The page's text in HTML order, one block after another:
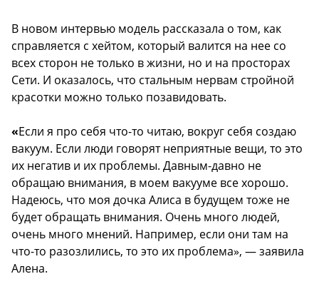
В новом интервью модель рассказала о том, как
справляется с хейтом, который валится на нее со
всех сторон не только в жизни, но и на просторах
Сети. И оказалось, что стальным нервам стройной
красотки можно только позавидовать.
«Если я про себя что-то читаю, вокруг себя создаю
вакуум. Если люди говорят неприятные вещи, то это
их негатив и их проблемы. Давным-давно не
обращаю внимания, в моем вакууме все хорошо.
Надеюсь, что моя дочка Алиса в будущем тоже не
будет обращать внимания. Очень много людей,
очень много мнений. Например, если они там на
что-то разозлились, то это их проблема», — заявила
Алена.